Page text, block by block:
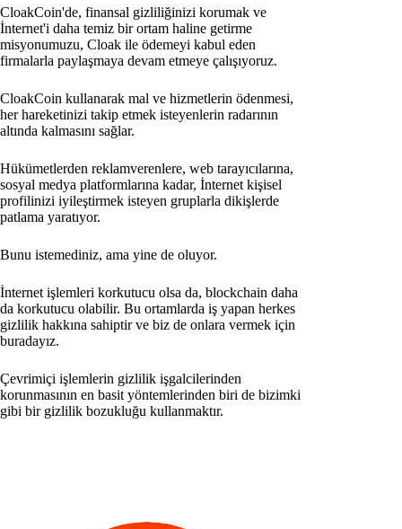
CloakCoin'de, finansal gizliliğinizi korumak ve
İnternet'i daha temiz bir ortam haline getirme
misyonumuzu, Cloak ile ödemeyi kabul eden
firmalarla paylaşmaya devam etmeye çalışıyoruz.
CloakCoin kullanarak mal ve hizmetlerin ödenmesi,
her hareketinizi takip etmek isteyenlerin radarının
altında kalmasını sağlar.
Hükümetlerden reklamverenlere, web tarayıcılarına,
sosyal medya platformlarına kadar, İnternet kişisel
profilinizi iyileştirmek isteyen gruplarla dikişlerde
patlama yaratıyor.
Bunu istemediniz, ama yine de oluyor.
İnternet işlemleri korkutucu olsa da, blockchain daha
da korkutucu olabilir. Bu ortamlarda iş yapan herkes
gizlilik hakkına sahiptir ve biz de onlara vermek için
buradayız.
Çevrimiçi işlemlerin gizlilik işgalcilerinden
korunmasının en basit yöntemlerinden biri de bizimki
gibi bir gizlilik bozukluğu kullanmaktır.